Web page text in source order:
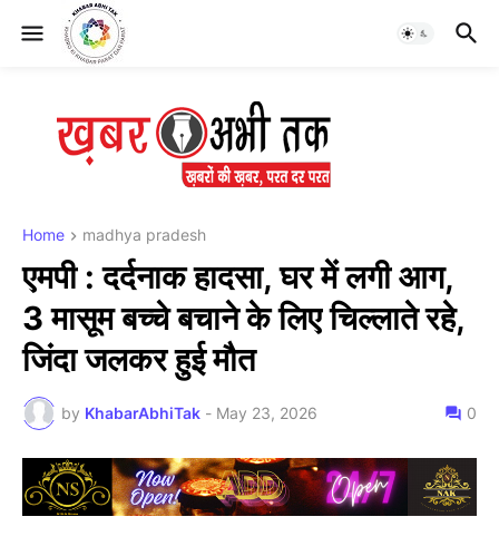
Home madhya pradesh
एमपी : दर्दनाक हादसा, घर में लगी आग,
3 मासूम बच्चे बचाने के लिए चिल्लाते रहे,
जिंदा जलकर हुई मौत
by KhabarAbhiTak - May 23, 2026 0